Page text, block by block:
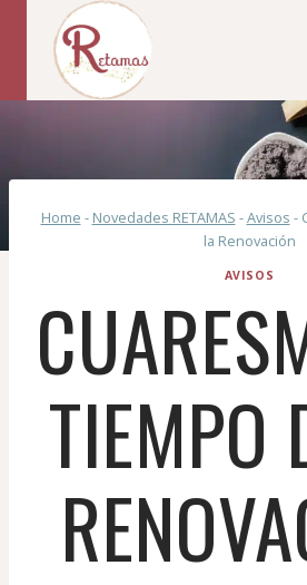
Home - Novedades RETAMAS -Avisos -
la Renovación
AVISOS
TIEMPO